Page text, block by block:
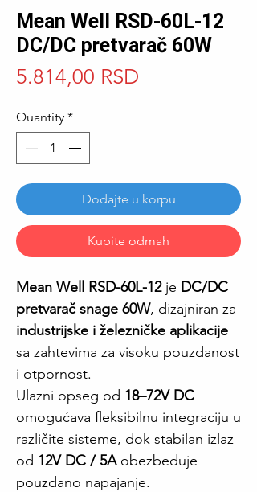
Mean Well RSD-60L-12
DC/DC pretvarač 60W
5.814,00 RSD
Quantity *
Dodajte u korpu
Kupite odmah
Mean Well RSD-60L-12je DC/DC
pretvarač snage 60W, dizajniran za
industrijske i železničke aplikacije
sa zahtevima za visoku pouzdanost
i otpornost.
Ulazni opseg od 18–72V DC
omogućava fleksibilnu integraciju u
različite sisteme, dok stabilan izlaz
od 12V DC / 5Aobezbeđuje
pouzdano napajanje.